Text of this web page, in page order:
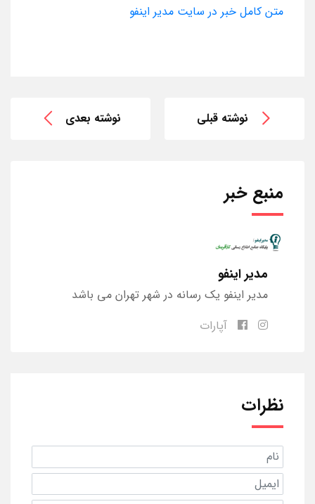
متن کامل خبر در سایت مدیر اینفو
نوشته قبلی نوشته بعدی
منبع خبر
مدیر اینفو
مدیر اینفو یک رسانه در شهر تهران می باشد
آپارات
نظرات